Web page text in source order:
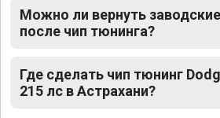
Можно ли вернуть
после чип тюнинга?
Где сделать чип тюнинг
215 лс в Астрахани?